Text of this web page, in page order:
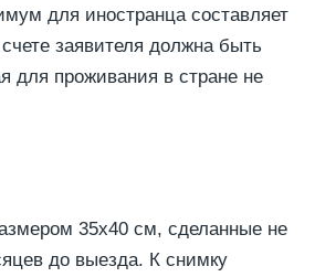
для иностранца составляет
заявителя должна быть
для проживания в стране не
35х40 см, сделанные не
до выезда. К снимку